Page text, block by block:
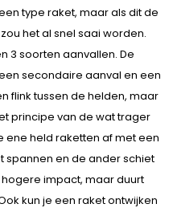
type raket, maar als dit de
het al snel saai worden.
3 soorten aanvallen. De
secondaire aanval en een
flink tussen de helden, maar
principe van de wat trager
ene held raketten af met een
en de ander schiet
impact, maar duurt
kun je een raket ontwijken